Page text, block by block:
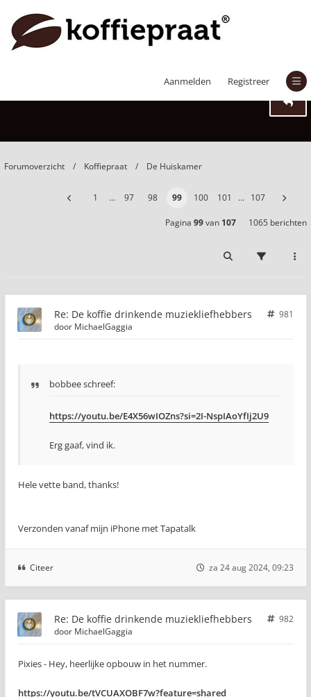
Aanmelden Registreer
De koffie drinkende muziekliefhebbers
Forumoverzicht Koffiepraat De Huiskamer
1 … 97 98 99 100 101 … 107
Pagina 99van 107 1065 berichten
Re: De koffie drinkende muziekliefhebbers
981
door MichaelGaggia
bobbee schreef:
https://youtu.be/E4X56wIOZns?si=2I-NspIAoYfIj2U9
Erg gaaf, vind ik.
Hele vette band, thanks!
Verzonden vanaf mijn iPhone met Tapatalk
Citeer za 24 aug 2024, 09:23
Re: De koffie drinkende muziekliefhebbers
982
door MichaelGaggia
Pixies - Hey, heerlijke opbouw in het nummer.
https://youtu.be/tVCUAXOBF7w?feature=shared